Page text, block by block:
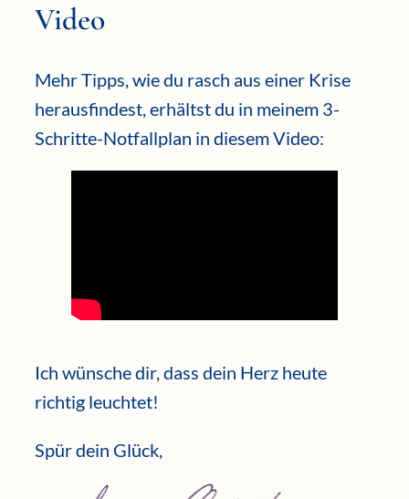
Video
Mehr Tipps, wie du rasch aus einer Krise
herausfindest, erhältst du in meinem 3-
Schritte-Notfallplan in diesem Video:
Ich wünsche dir, dass dein Herz heute
richtig leuchtet!
Spür dein Glück,